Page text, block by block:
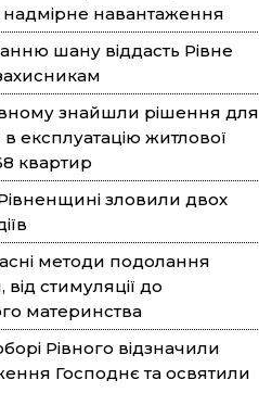
надмірне навантаження
шану віддасть Рівне
знайшли рішення для
експлуатацію житлової
квартир
зловили двох
методи подолання
від стимуляції до
материнства
Рівного відзначили
Господнє та освятили